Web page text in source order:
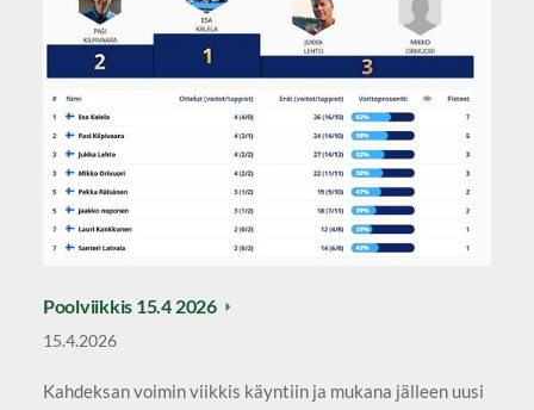
Poolviikkis 15.4 2026
15.4.2026
Kahdeksan voimin viikkis käyntiin ja mukana jälleen uusi